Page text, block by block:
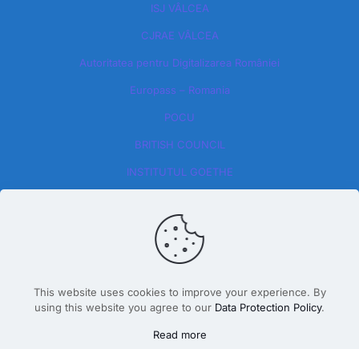
ISJ VÂLCEA
CJRAE VÂLCEA
Autoritatea pentru Digitalizarea României​
Europass – Romania
POCU
BRITISH COUNCIL
INSTITUTUL GOETHE
Design By Dăscălete Alexandru 2026
This website uses cookies to improve your experience. By
using this website you agree to our Data Protection Policy.
Read more